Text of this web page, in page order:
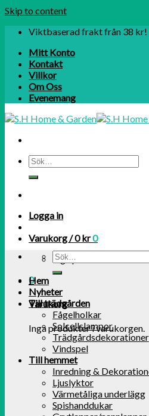
Skip to content
Viktbaserad frakt från 38
Mitt Konto
Kontakt
Villkor
Om Oss
Evenemang
Logga in
Varukorg /0kr0
Inga produkter i
0
Varukorg
Inga produkter i varukorgen.
Hem
Nyheter
Till trädgården
Fågelholkar
Solcellslampor
Trädgårdsdekorationer
Vindspel
Till hemmet
Inredning &
Ljuslyktor
Värmetåliga underlägg
Spishanddukar